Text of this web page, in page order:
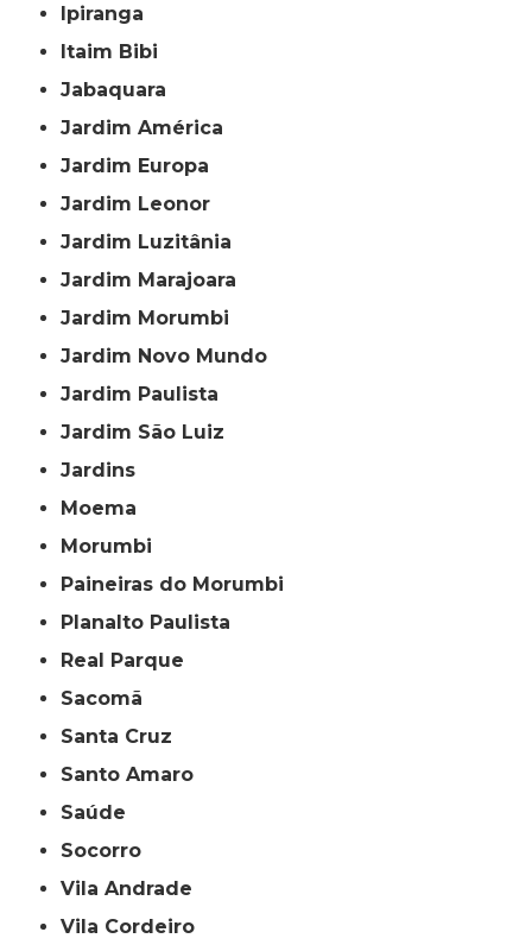
Ipiranga
Itaim Bibi
Jabaquara
Jardim América
Jardim Europa
Jardim Leonor
Jardim Luzitânia
Jardim Marajoara
Jardim Morumbi
Jardim Novo Mundo
Jardim Paulista
Jardim São Luiz
Jardins
Moema
Morumbi
Paineiras do Morumbi
Planalto Paulista
Real Parque
Sacomã
Santa Cruz
Santo Amaro
Saúde
Socorro
Vila Andrade
Vila Cordeiro